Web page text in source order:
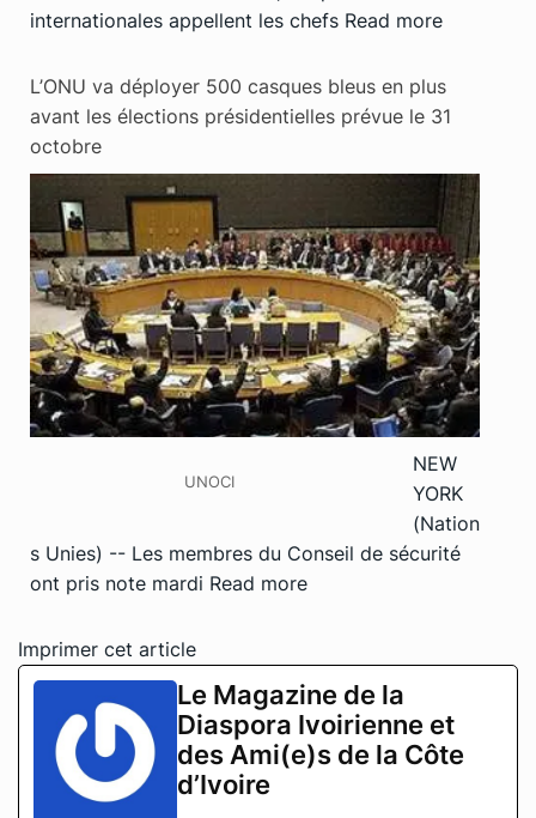
internationales appellent les chefs Read more
L’ONU va déployer 500 casques bleus en plus
avant les élections présidentielles prévue le 31
octobre
UNOCI
NEW
YORK
(Nation
s Unies) -- Les membres du Conseil de sécurité
ont pris note mardi Read more
Imprimer cet article
Le Magazine de la
Diaspora Ivoirienne et
des Ami(e)s de la Côte
d’Ivoire